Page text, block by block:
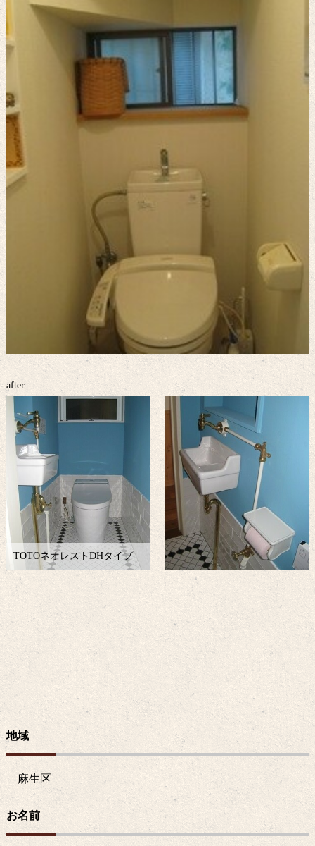
after
TOTOネオレストDHタイプ
地域
麻生区
お名前